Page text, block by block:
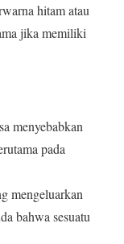
hitam atau
jika memiliki
menyebabkan
pada
mengeluarkan
bahwa sesuatu